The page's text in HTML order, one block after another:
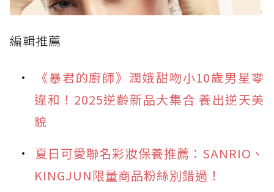
編輯推薦
《暴君的廚師》潤娥甜吻小10歲男星零
違和！2025逆齡新品大集合 養出逆天美
貌
夏日可愛聯名彩妝保養推薦：SANRIO、
KINGJUN限量商品粉絲別錯過！